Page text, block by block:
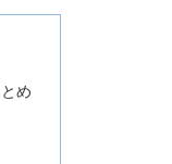
め